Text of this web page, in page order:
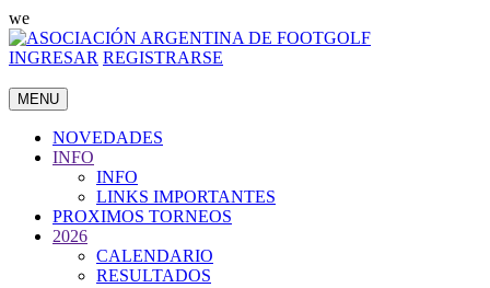
we
INGRESAR REGISTRARSE
MENU
NOVEDADES
INFO
INFO
LINKS IMPORTANTES
PROXIMOS TORNEOS
2026
CALENDARIO
RESULTADOS